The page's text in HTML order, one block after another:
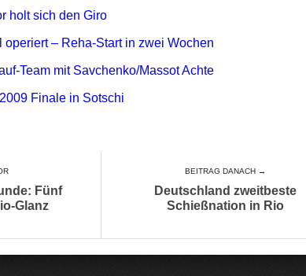
holt sich den Giro
– Reha-Start in zwei Wochen
Team mit Savchenko/Massot Achte
Finale in Sotschi
Fünf
Glanz
BEITRAG DANACH →
Deutschland zweitbeste
Schießnation in Rio